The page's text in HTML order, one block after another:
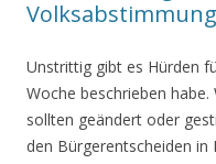
Unstrittig gibt es Hürden
Woche beschrieben
sollten geändert oder
den Bürgerentscheiden in